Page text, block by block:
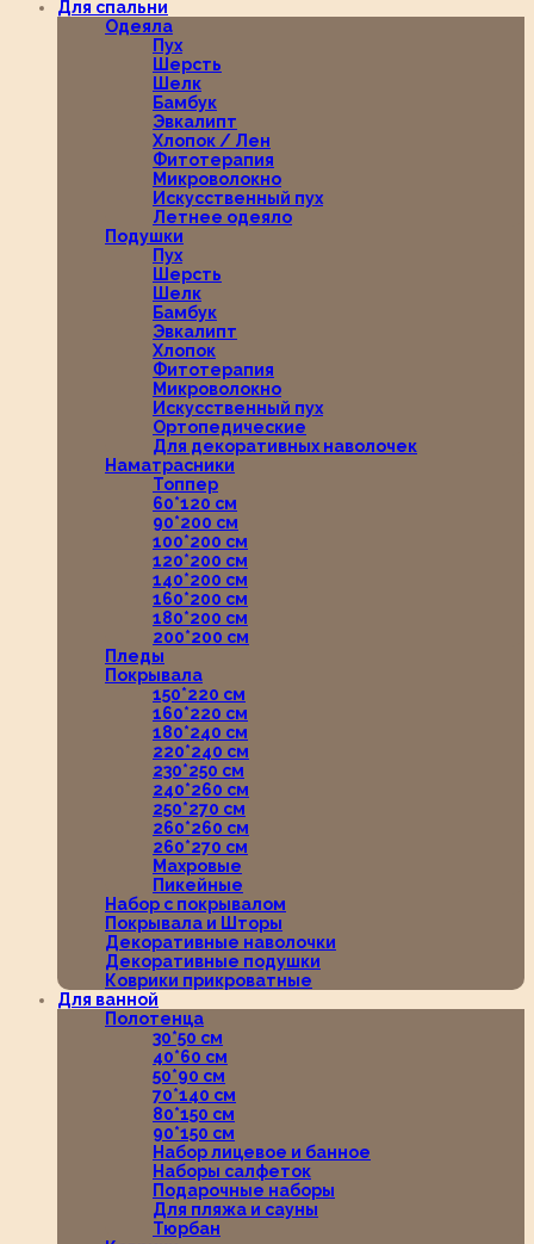
Для спальни
Одеяла
Пух
Шерсть
Шелк
Бамбук
Эвкалипт
Хлопок / Лен
Фитотерапия
Микроволокно
Искусственный пух
Летнее одеяло
Подушки
Пух
Шерсть
Шелк
Бамбук
Эвкалипт
Хлопок
Фитотерапия
Микроволокно
Искусственный пух
Ортопедические
Для декоративных наволочек
Наматрасники
Топпер
60*120 см
90*200 см
100*200 см
120*200 см
140*200 см
160*200 см
180*200 см
200*200 см
Пледы
Покрывала
150*220 см
160*220 см
180*240 см
220*240 см
230*250 см
240*260 см
250*270 см
260*260 см
260*270 см
Махровые
Пикейные
Набор с покрывалом
Покрывала и Шторы
Декоративные наволочки
Декоративные подушки
Коврики прикроватные
Для ванной
Полотенца
30*50 см
40*60 см
50*90 см
70*140 см
80*150 см
90*150 см
Набор лицевое и банное
Наборы салфеток
Подарочные наборы
Для пляжа и сауны
Тюрбан